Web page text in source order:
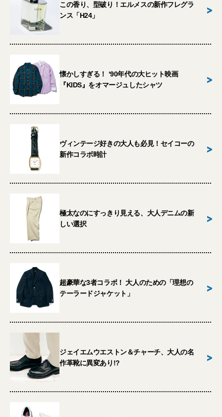
この香り、型破り！エルメスの新作フレグラ
ンス「H24」
>
懐かしすぎる！ ‘90年代の大ヒット映画
『KIDS』をオマージュしたシャツ
>
ヴィンテージ好きの大人も必見！セイコーの
新作コラボ時計
>
極太なのにすっきり見える、大人デニムの新
しい選択
>
超豪華な3者コラボ！ 大人のための「理想の
テーラードジャケット」
>
ジェイエムウエストン＆チャーチ、大人の名
作革靴に異変あり!?
>